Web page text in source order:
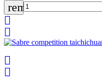
remove



